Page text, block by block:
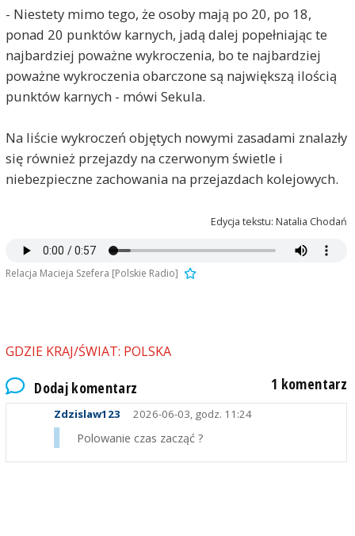
- Niestety mimo tego, że osoby mają po 20, po 18,
ponad 20 punktów karnych, jadą dalej popełniając te
najbardziej poważne wykroczenia, bo te najbardziej
poważne wykroczenia obarczone są największą ilością
punktów karnych - mówi Sekula.
Na liście wykroczeń objętych nowymi zasadami znalazły
się również przejazdy na czerwonym świetle i
niebezpieczne zachowania na przejazdach kolejowych.
Edycja tekstu: Natalia Chodań
Relacja Macieja Szefera [Polskie Radio]
GDZIE KRAJ/ŚWIAT: POLSKA
Dodaj komentarz 1 komentarz
Zdzislaw123 2026-06-03, godz. 11:24
Polowanie czas zacząć ?